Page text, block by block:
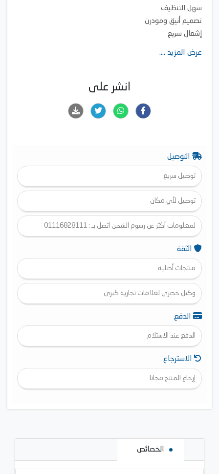
سهل التنظيف
تصميم أنيق ومودرن
إشعال سريع
صمامات أمان
عرض المزيد ....
انشر على
التوصيل
توصيل سريع
توصيل لأي مكان
لمعلومات أكثر عن رسوم الشحن اتصل بـ : 01116828111
الثقة
منتجات أصلية
وكيل حصري لعلامات تجارية كبرى
الدفع
الدفع عند الاستلام
الاسترجاع
إرجاع المنتج مجانا
الخصائص